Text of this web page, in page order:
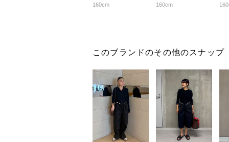
160cm
160cm
このブランドのその他のスナップ